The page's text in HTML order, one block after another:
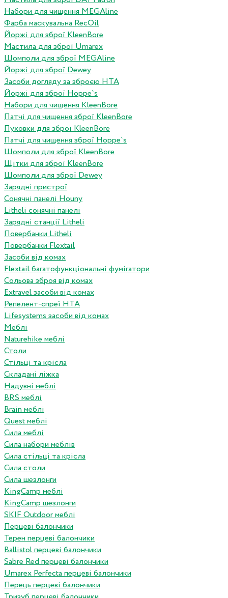
Набори для чищення MEGAline
Фарба маскувальна RecOil
Йоржі для зброї KleenBore
Мастила для зброї Umarex
Шомполи для зброї MEGAline
Йоржі для зброї Dewey
Засоби догляду за зброєю HTA
Йоржі для зброї Hoppe`s
Набори для чищення KleenBore
Патчі для чищення зброї KleenBore
Пуховки для зброї KleenBore
Патчі для чищення зброї Hoppe`s
Шомполи для зброї KleenBore
Щітки для зброї KleenBore
Шомполи для зброї Dewey
Зарядні пристрої
Сонячні панелі Houny
Litheli сонячні панелі
Зарядні станції Litheli
Повербанки Litheli
Повербанки Flextail
Засоби від комах
Flextail багатофункціональні фумігатори
Сольова зброя від комах
Extravel засоби від комах
Репелент-спреї HTA
Lifesystems засоби від комах
Меблі
Naturehike меблі
Столи
Стільці та крісла
Складані ліжка
Надувні меблі
BRS меблі
Brain меблі
Quest меблі
Сила меблі
Сила набори меблів
Сила стільці та крісла
Сила столи
Сила шезлонги
KingCamp меблі
KingCamp шезлонги
SKIF Outdoor меблі
Перцеві балончики
Терен перцеві балончики
Ballistol перцеві балончики
Sabre Red перцеві балончики
Umarex Perfecta перцеві балончики
Перець перцеві балончики